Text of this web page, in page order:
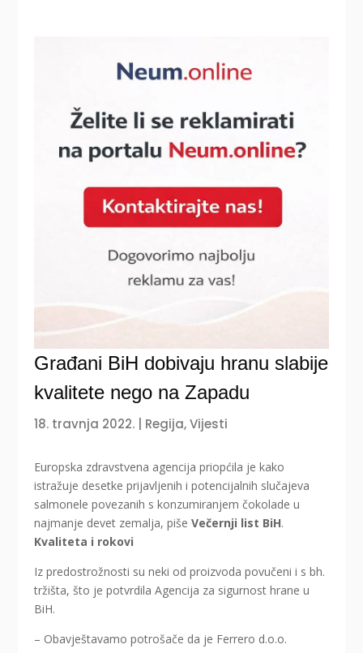
Građani BiH dobivaju hranu slabije
kvalitete nego na Zapadu
18. travnja 2022. Regija,Vijesti
Europska zdravstvena agencija priopćila je kako
istražuje desetke prijavljenih i potencijalnih slučajeva
salmonele povezanih s konzumiranjem čokolade u
najmanje devet zemalja, pišeVečernji list BiH.
Kvaliteta i rokovi
Iz predostrožnosti su neki od proizvoda povučeni i s bh.
tržišta, što je potvrdila Agencija za sigurnost hrane u
BiH.
– Obavještavamo potrošače da je Ferrero d.o.o.